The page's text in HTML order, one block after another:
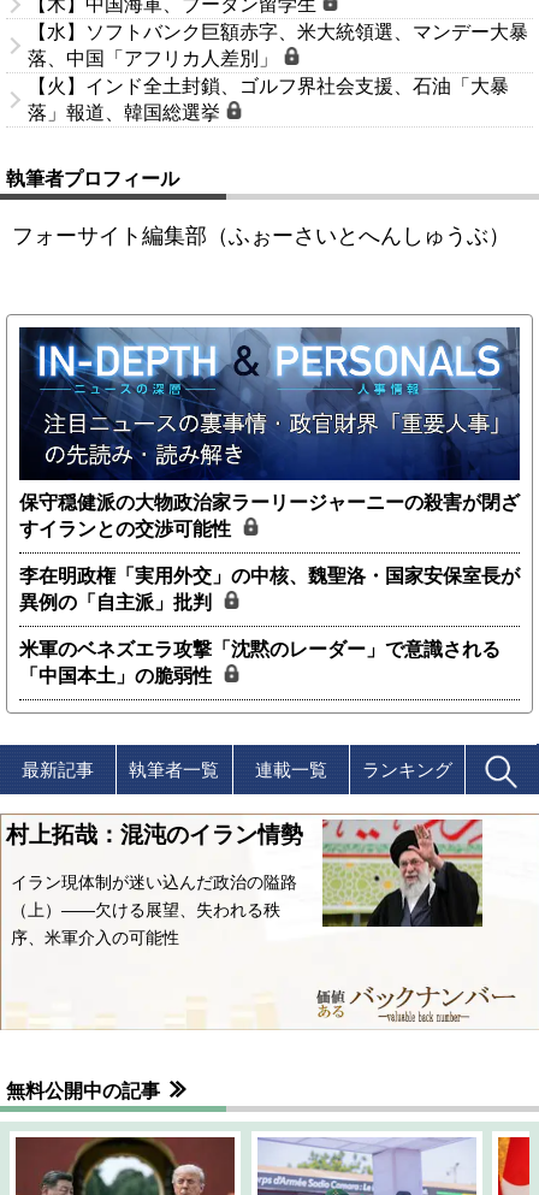
【水】ソフトバンク巨額赤字、米大統領選、マンデー大暴
落、中国「アフリカ人差別」
【火】インド全土封鎖、ゴルフ界社会支援、石油「大暴
落」報道、韓国総選挙
執筆者プロフィール
フォーサイト編集部（ふぉーさいとへんしゅうぶ）
保守穏健派の大物政治家ラーリージャーニーの殺害が閉ざ
すイランとの交渉可能性
李在明政権「実用外交」の中核、魏聖洛・国家安保室長が
異例の「自主派」批判
米軍のベネズエラ攻撃「沈黙のレーダー」で意識される
「中国本土」の脆弱性
最新記事 執筆者一覧 連載一覧 ランキング
村上拓哉：混沌のイラン情勢
イラン現体制が迷い込んだ政治の隘路
（上）――欠ける展望、失われる秩
序、米軍介入の可能性
無料公開中の記事